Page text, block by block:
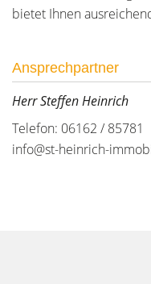
bietet Ihnen
Ansprechpartner
Herr Steffen Heinrich
Telefon: 06162 / 85781
info@st-heinrich-